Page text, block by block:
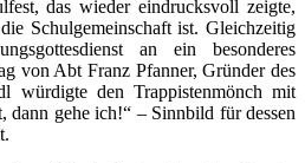
das wieder eindrucksvoll zeigte,
Schulgemeinschaft ist. Gleichzeitig
an ein besonderes
von Abt Franz Pfanner, Gründer des
würdigte den Trappistenmönch mit
dann gehe ich!“ – Sinnbild für dessen